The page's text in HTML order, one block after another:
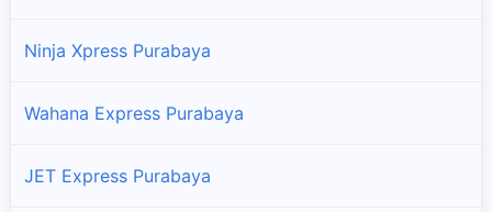
Ninja Xpress Purabaya
Wahana Express Purabaya
JET Express Purabaya